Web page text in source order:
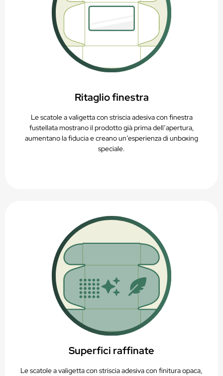
Ritaglio finestra
Le scatole a valigetta con striscia adesiva con finestra
fustellata mostrano il prodotto già prima dell’apertura,
aumentano la fiducia e creano un’esperienza di unboxing
speciale.
Superfici raffinate
Le scatole a valigetta con striscia adesiva con finitura opaca,